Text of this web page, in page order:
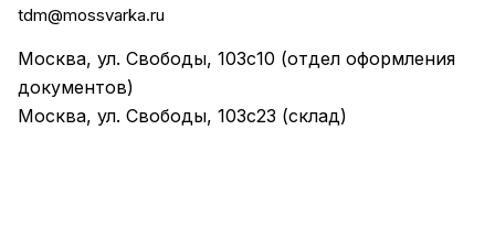
tdm@mossvarka.ru
Москва, ул. Свободы, 103с10 (отдел оформления
документов)
Москва, ул. Свободы, 103с23 (склад)